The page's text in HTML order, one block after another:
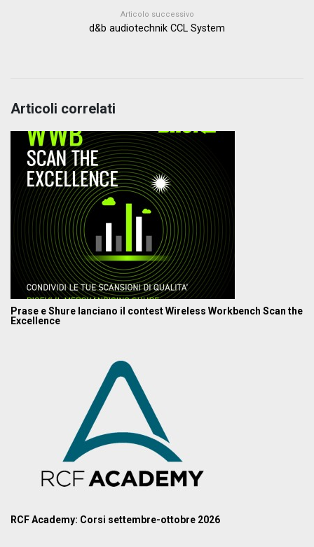
Articolo successivo
d&b audiotechnik CCL System
Articoli correlati
Prase e Shure lanciano il contest Wireless Workbench Scan the
Excellence
RCF Academy: Corsi settembre-ottobre 2026